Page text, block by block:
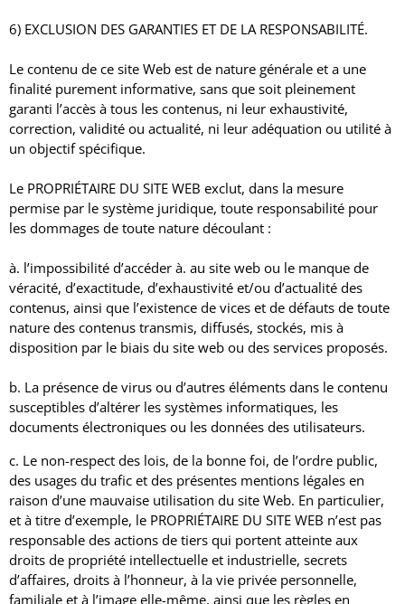
6) EXCLUSION DES GARANTIES ET DE LA RESPONSABILITÉ.
Le contenu de ce site Web est de nature générale et a une
finalité purement informative, sans que soit pleinement
garanti l’accès à tous les contenus, ni leur exhaustivité,
correction, validité ou actualité, ni leur adéquation ou utilité à
un objectif spécifique.
Le PROPRIÉTAIRE DU SITE WEB exclut, dans la mesure
permise par le système juridique, toute responsabilité pour
les dommages de toute nature découlant :
à. l’impossibilité d’accéder à. au site web ou le manque de
véracité, d’exactitude, d’exhaustivité et/ou d’actualité des
contenus, ainsi que l’existence de vices et de défauts de toute
nature des contenus transmis, diffusés, stockés, mis à
disposition par le biais du site web ou des services proposés.
b. La présence de virus ou d’autres éléments dans le contenu
susceptibles d’altérer les systèmes informatiques, les
documents électroniques ou les données des utilisateurs.
c. Le non-respect des lois, de la bonne foi, de l’ordre public,
des usages du trafic et des présentes mentions légales en
raison d’une mauvaise utilisation du site Web. En particulier,
et à titre d’exemple, le PROPRIÉTAIRE DU SITE WEB n’est pas
responsable des actions de tiers qui portent atteinte aux
droits de propriété intellectuelle et industrielle, secrets
d’affaires, droits à l’honneur, à la vie privée personnelle,
familiale et à l’image elle-même, ainsi que les règles en